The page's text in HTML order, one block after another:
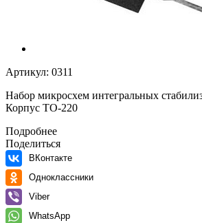
Артикул: 0311
Набор микросхем интегральных
Корпус TO-220
Подробнее
Поделиться
ВКонтакте
Одноклассники
Viber
WhatsApp